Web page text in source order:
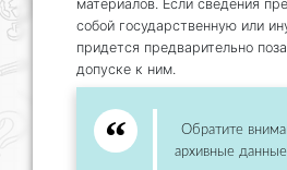
материалов. Если сведения
собой государственную или
придется предварительно
допуске к ним.
Обратите
архивные